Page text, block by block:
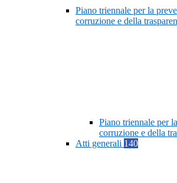
Piano triennale per la
corruzione e della
Piano triennale per
corruzione e della
Atti generali 140